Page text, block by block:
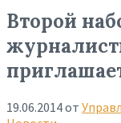
Второй
19.06.2014от